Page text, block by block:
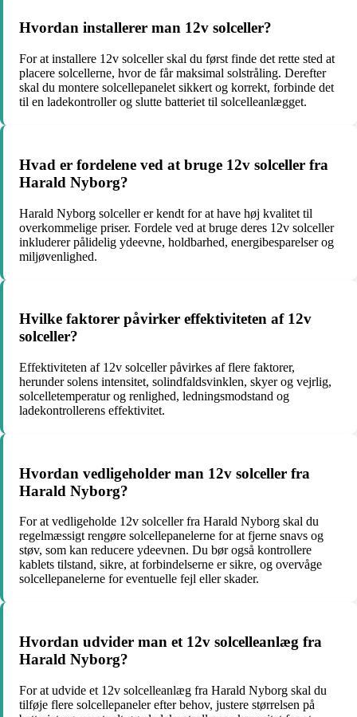
Hvordan installerer man 12v solceller?
For at installere 12v solceller skal du først finde det rette sted at
placere solcellerne, hvor de får maksimal solstråling. Derefter
skal du montere solcellepanelet sikkert og korrekt, forbinde det
til en ladekontroller og slutte batteriet til solcelleanlægget.
Hvad er fordelene ved at bruge 12v solceller fra
Harald Nyborg?
Harald Nyborg solceller er kendt for at have høj kvalitet til
overkommelige priser. Fordele ved at bruge deres 12v solceller
inkluderer pålidelig ydeevne, holdbarhed, energibesparelser og
miljøvenlighed.
Hvilke faktorer påvirker effektiviteten af 12v
solceller?
Effektiviteten af 12v solceller påvirkes af flere faktorer,
herunder solens intensitet, solindfaldsvinklen, skyer og vejrlig,
solcelletemperatur og renlighed, ledningsmodstand og
ladekontrollerens effektivitet.
Hvordan vedligeholder man 12v solceller fra
Harald Nyborg?
For at vedligeholde 12v solceller fra Harald Nyborg skal du
regelmæssigt rengøre solcellepanelerne for at fjerne snavs og
støv, som kan reducere ydeevnen. Du bør også kontrollere
kablets tilstand, sikre, at forbindelserne er sikre, og overvåge
solcellepanelerne for eventuelle fejl eller skader.
Hvordan udvider man et 12v solcelleanlæg fra
Harald Nyborg?
For at udvide et 12v solcelleanlæg fra Harald Nyborg skal du
tilføje flere solcellepaneler efter behov, justere størrelsen på